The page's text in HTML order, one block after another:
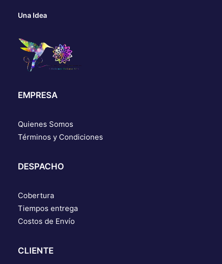
Una Idea
EMPRESA
Quienes Somos
Términos y Condiciones
DESPACHO
Cobertura
Tiempos entrega
Costos de Envío
CLIENTE